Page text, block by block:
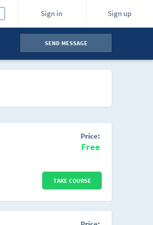
Sign in Sign up
SEND MESSAGE
Price:
Free
TAKE COURSE